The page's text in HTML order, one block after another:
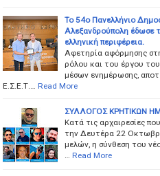
Το 54ο Πανελλήνιο
Αλεξανδρούπολη έδωσε
ελληνική περιφέρεια.
Αφετηρία αφόρμησης
ρόλου και του έργου
μέσων ενημέρωσης,
Ε.Σ.Ε.Τ.…
Read More
ΣΥΛΛΟΓΟΣ ΚΡΗΤΙΚΩΝ
Κατά τις αρχαιρεσίες
την Δευτέρα 22
μελών, η σύνθεση του
Read More